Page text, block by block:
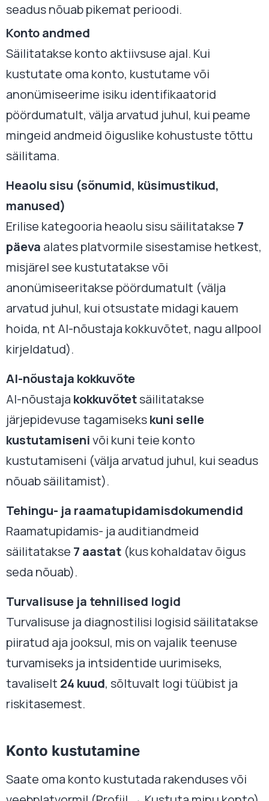
seadus nõuab pikemat perioodi.
Konto andmed
Säilitatakse konto aktiivsuse ajal. Kui
kustutate oma konto, kustutame või
anonümiseerime isiku identifikaatorid
pöördumatult, välja arvatud juhul, kui peame
mingeid andmeid õiguslike kohustuste tõttu
säilitama.
Heaolu sisu (sõnumid, küsimustikud,
manused)
Erilise kategooria heaolu sisu säilitatakse 7
päeva alates platvormile sisestamise hetkest,
misjärel see kustutatakse või
anonümiseeritakse pöördumatult (välja
arvatud juhul, kui otsustate midagi kauem
hoida, nt AI-nõustaja kokkuvõtet, nagu allpool
kirjeldatud).
AI-nõustaja kokkuvõte
AI-nõustaja kokkuvõtetsäilitatakse
järjepidevuse tagamisekskuni selle
kustutamisenivõi kuni teie konto
kustutamiseni (välja arvatud juhul, kui seadus
nõuab säilitamist).
Tehingu- ja raamatupidamisdokumendid
Raamatupidamis- ja auditiandmeid
säilitatakse 7 aastat (kus kohaldatav õigus
seda nõuab).
Turvalisuse ja tehnilised logid
Turvalisuse ja diagnostilisi logisid säilitatakse
piiratud aja jooksul, mis on vajalik teenuse
turvamiseks ja intsidentide uurimiseks,
tavaliselt 24 kuud, sõltuvalt logi tüübist ja
riskitasemest.
Konto kustutamine
Saate oma konto kustutada rakenduses või